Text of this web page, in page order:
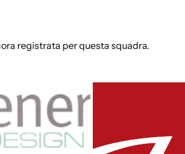
registrata per questa squadra.